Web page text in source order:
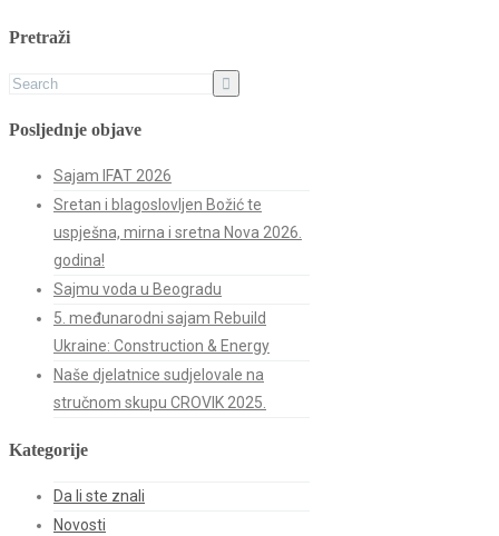
Pretraži
Posljednje objave
Sajam IFAT 2026
Sretan i blagoslovljen Božić te
uspješna, mirna i sretna Nova 2026.
godina!
Sajmu voda u Beogradu
5. međunarodni sajam Rebuild
Ukraine: Construction & Energy
Naše djelatnice sudjelovale na
stručnom skupu CROVIK 2025.
Kategorije
Da li ste znali
Novosti